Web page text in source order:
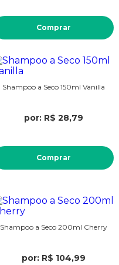
Comprar
Shampoo a Seco 150ml Vanilla
por: R$ 28,79
Comprar
Shampoo a Seco 200ml Cherry
por: R$ 104,99